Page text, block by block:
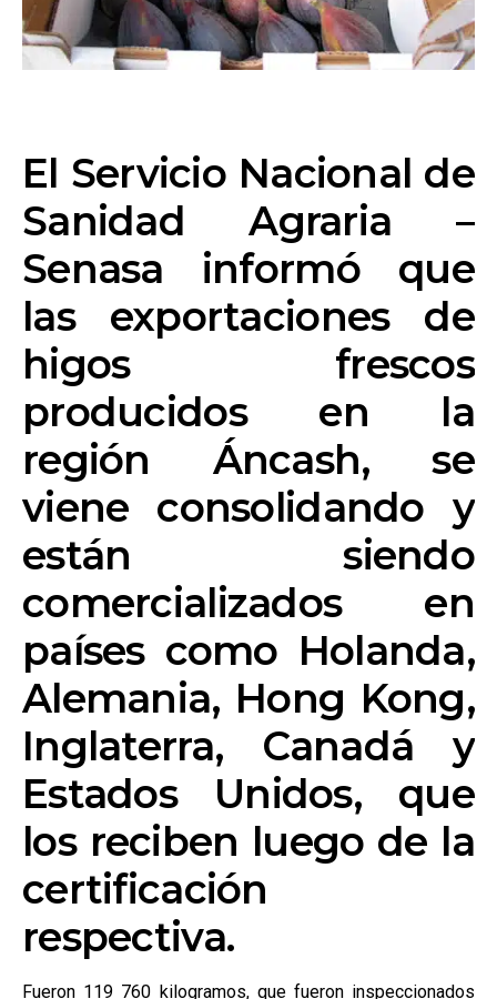
El Servicio Nacional de
Sanidad Agraria –
Senasa informó que
las exportaciones de
higos frescos
producidos en la
región Áncash, se
viene consolidando y
están siendo
comercializados en
países como Holanda,
Alemania, Hong Kong,
Inglaterra, Canadá y
Estados Unidos, que
los reciben luego de la
certificación
respectiva.
Fueron 119 760 kilogramos, que fueron inspeccionados